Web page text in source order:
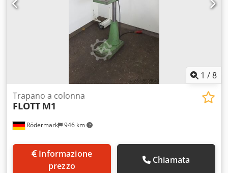
1 /8
Rödermark 946 km
Trapano a colonna
FLOTT M1
prezzo
Chiamata